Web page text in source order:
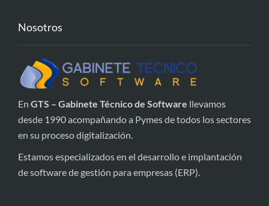
Nosotros
En GTS – Gabinete Técnico de Software llevamos
desde 1990 acompañando a Pymes de todos los sectores
en su proceso digitalización.
Estamos especializados en el desarrollo e implantación
de software de gestión para empresas (ERP).